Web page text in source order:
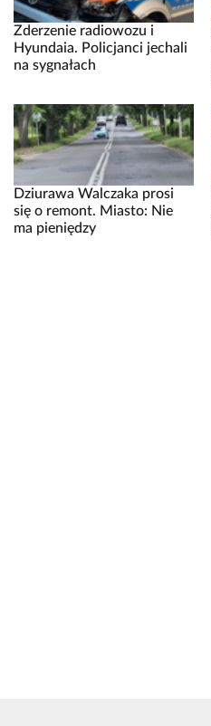
Zderzenie radiowozu i
Hyundaia. Policjanci jechali
na sygnałach
Dziurawa Walczaka prosi
się o remont. Miasto: Nie
ma pieniędzy